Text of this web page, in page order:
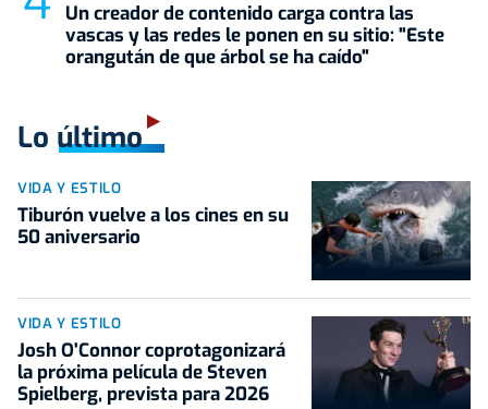
Un creador de contenido carga contra las
vascas y las redes le ponen en su sitio: "Este
orangután de que árbol se ha caído"
Lo último
VIDA Y ESTILO
Tiburón vuelve a los cines en su
50 aniversario
VIDA Y ESTILO
Josh O'Connor coprotagonizará
la próxima película de Steven
Spielberg, prevista para 2026